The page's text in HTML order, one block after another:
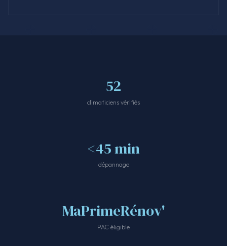
52
climaticiens vérifiés
<45 min
dépannage
MaPrimeRénov'
PAC éligible